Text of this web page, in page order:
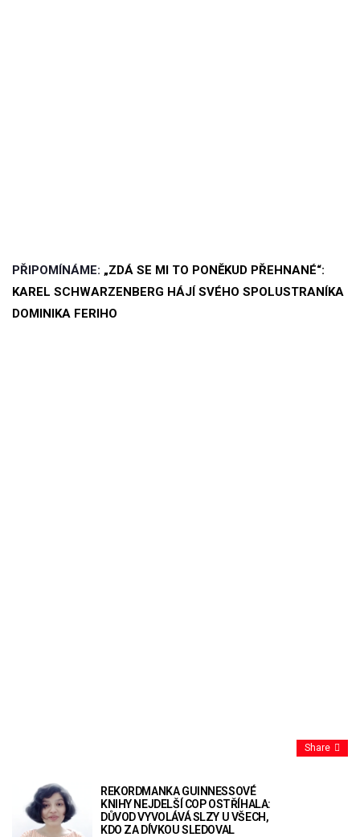
PŘIPOMÍNÁME: „ZDÁ SE MI TO PONĚKUD PŘEHNANÉ“:
KAREL SCHWARZENBERG HÁJÍ SVÉHO SPOLUSTRANÍKA
DOMINIKA FERIHO
Share
REKORDMANKA GUINNESSOVÉ
KNIHY NEJDELŠÍ COP OSTŘÍHALA:
DŮVOD VYVOLÁVÁ SLZY U VŠECH,
KDO ZA DÍVKOU SLEDOVAL